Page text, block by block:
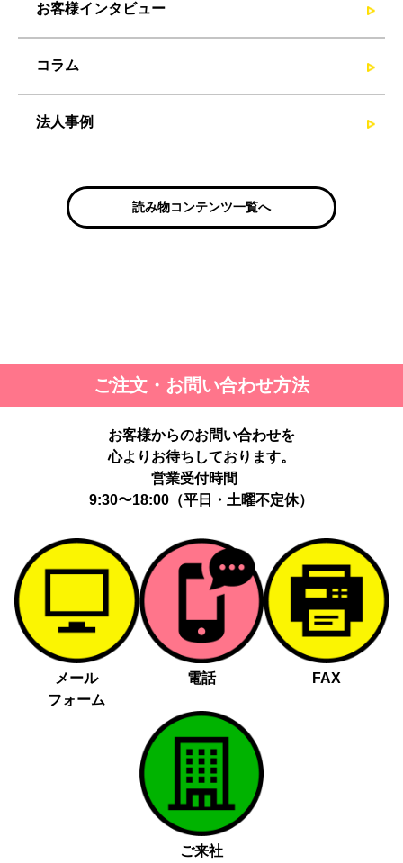
お客様インタビュー
コラム
法人事例
読み物コンテンツ一覧へ
ご注文・お問い合わせ方法
お客様からのお問い合わせを
心よりお待ちしております。
営業受付時間
9:30〜18:00（平日・土曜不定休）
メール
フォーム
電話 FAX
ご来社